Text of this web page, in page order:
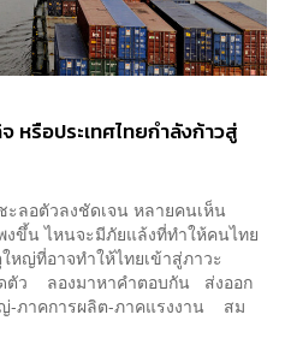
หรือประเทศไทยกำลังก้าวสู่
ลอตัวลงชัดเจน หลายคนเห็น
งขึ้น ไหนจะมีภัยแล้งที่ทำให้คนไทย
หญ่ที่อาจทำให้ไทยเข้าสู่ภาวะ
ตัว ลองมาหาคำตอบกัน ส่งออก
ญ่-ภาคการผลิต-ภาคแรงงาน สม